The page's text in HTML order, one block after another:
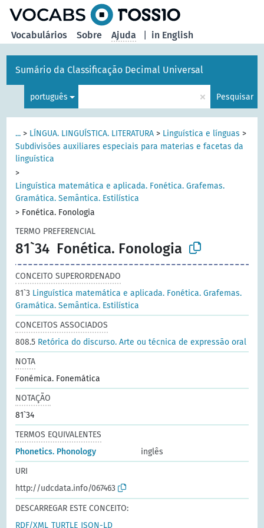
in English
Vocabulários Sobre Ajuda
Sumário da Classificação Decimal Universal
português × Pesquisar
... > LÍNGUA. LINGUÍSTICA. LITERATURA > Linguística e línguas >
Subdivisões auxiliares especiais para materias e facetas da
linguística
>
Linguística matemática e aplicada. Fonética. Grafemas.
Gramática. Semântica. Estilística
> Fonética. Fonologia
TERMO PREFERENCIAL
81`34 Fonética. Fonologia
CONCEITO SUPERORDENADO
81`3 Linguística matemática e aplicada. Fonética. Grafemas.
Gramática. Semântica. Estilística
CONCEITOS ASSOCIADOS
808.5 Retórica do discurso. Arte ou técnica de expressão oral
NOTA
Fonémica. Fonemática
NOTAÇÃO
81`34
TERMOS EQUIVALENTES
Phonetics. Phonology
inglês
URI
http://udcdata.info/067463
DESCARREGAR ESTE CONCEITO:
RDF/XML TURTLE JSON-LD